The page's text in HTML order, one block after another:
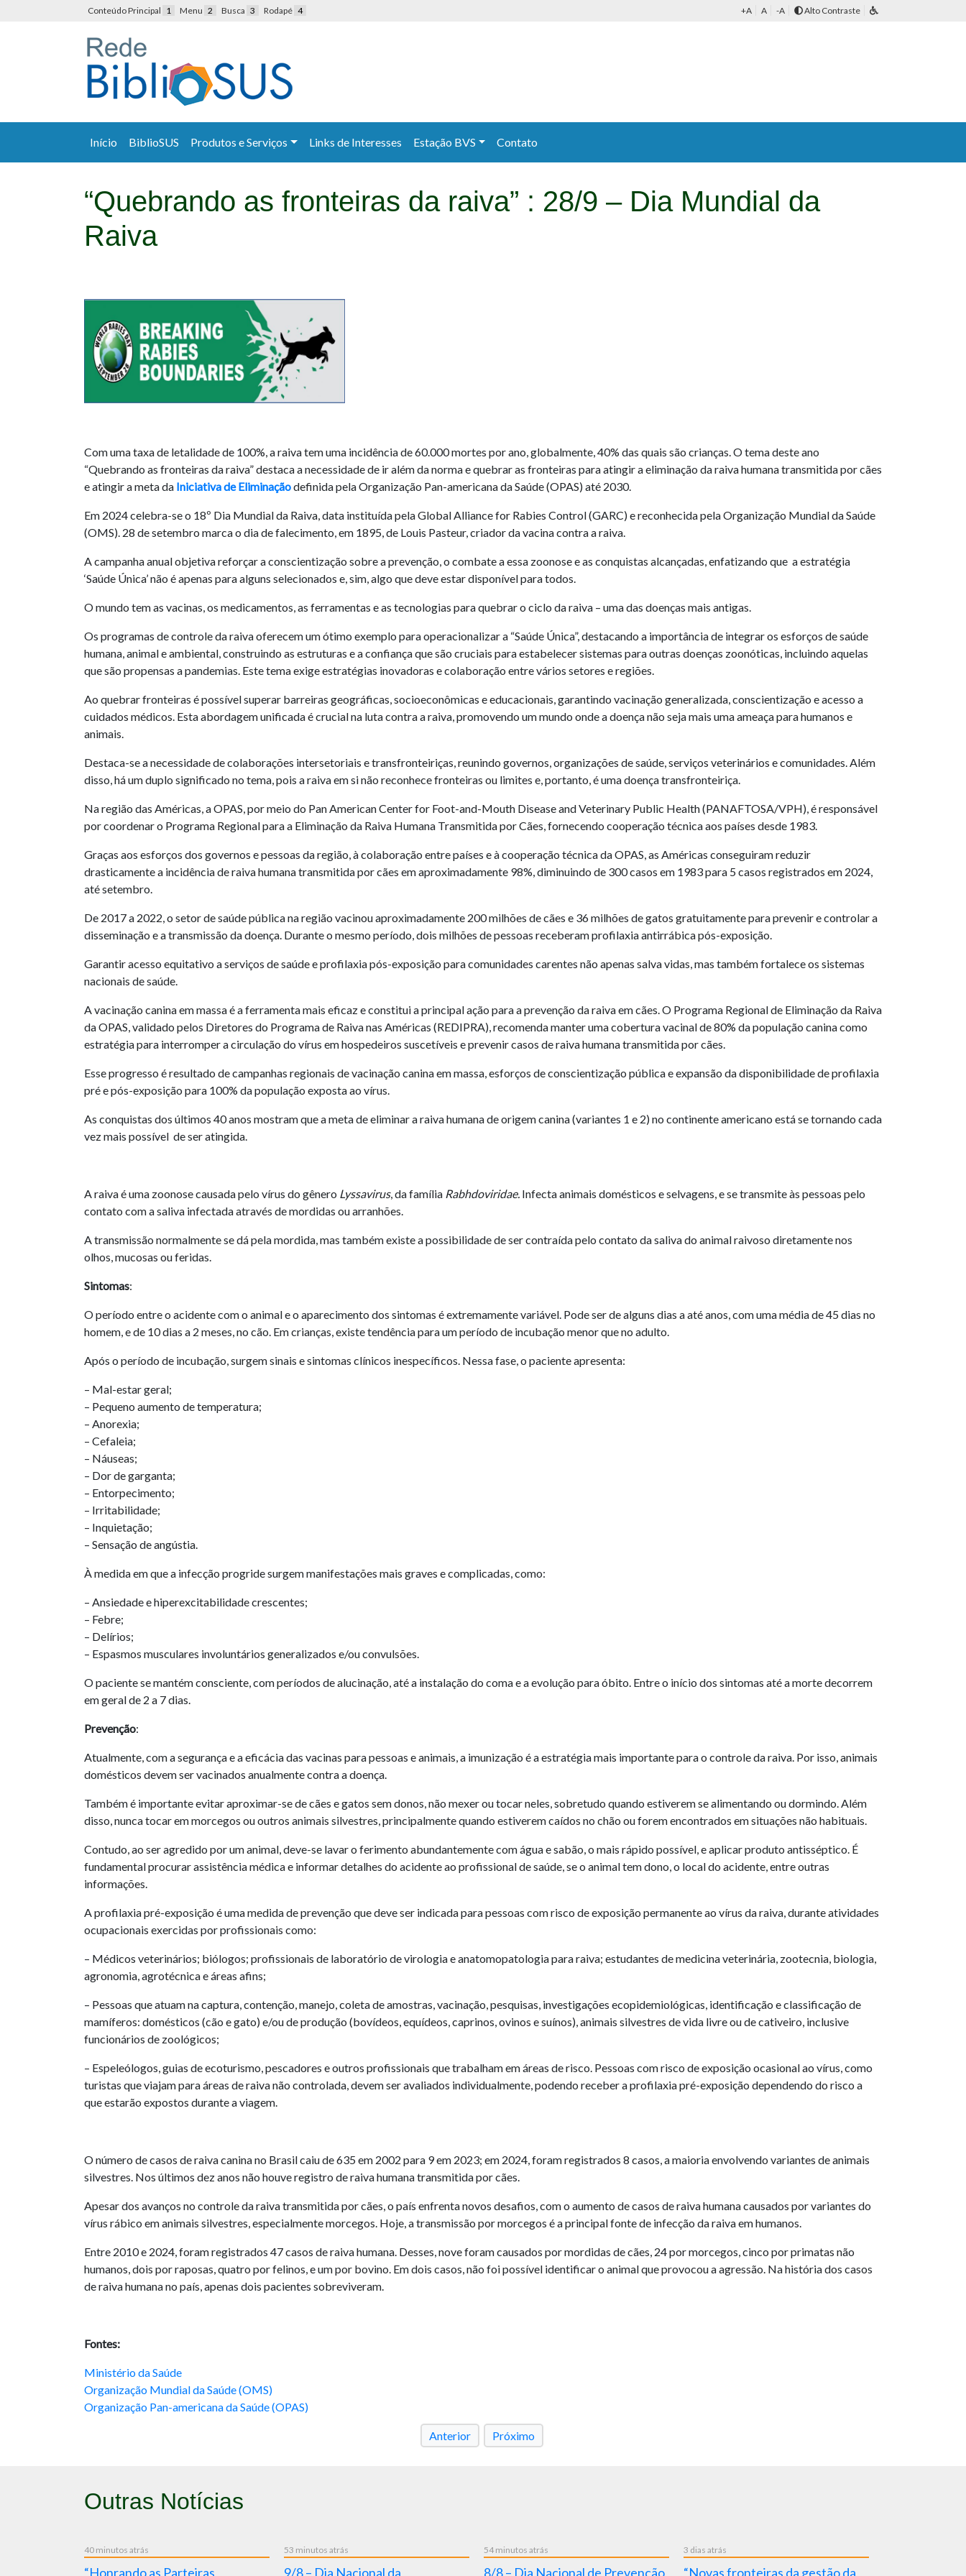
Conteúdo Principal 1 Menu 2 Busca 3 Rodapé 4 +A A -A Alto Contraste
Início BiblioSUS Produtos e Serviços Links de Interesses Estação BVS Contato
“Quebrando as fronteiras da raiva” : 28/9 – Dia Mundial da
Raiva
Com uma taxa de letalidade de 100%, a raiva tem uma incidência de 60.000 mortes por ano, globalmente, 40% das quais são crianças. O tema deste ano
“Quebrando as fronteiras da raiva” destaca a necessidade de ir além da norma e quebrar as fronteiras para atingir a eliminação da raiva humana transmitida por cães
e atingir a meta da Iniciativa de Eliminaçãodefinida pela Organização Pan-americana da Saúde (OPAS) até 2030.
Em 2024 celebra-se o 18º Dia Mundial da Raiva, data instituída pela Global Alliance for Rabies Control (GARC) e reconhecida pela Organização Mundial da Saúde
(OMS). 28 de setembro marca o dia de falecimento, em 1895, de Louis Pasteur, criador da vacina contra a raiva.
A campanha anual objetiva reforçar a conscientização sobre a prevenção, o combate a essa zoonose e as conquistas alcançadas, enfatizando que a estratégia
‘Saúde Única’ não é apenas para alguns selecionados e, sim, algo que deve estar disponível para todos.
O mundo tem as vacinas, os medicamentos, as ferramentas e as tecnologias para quebrar o ciclo da raiva – uma das doenças mais antigas.
Os programas de controle da raiva oferecem um ótimo exemplo para operacionalizar a “Saúde Única”, destacando a importância de integrar os esforços de saúde
humana, animal e ambiental, construindo as estruturas e a confiança que são cruciais para estabelecer sistemas para outras doenças zoonóticas, incluindo aquelas
que são propensas a pandemias. Este tema exige estratégias inovadoras e colaboração entre vários setores e regiões.
Ao quebrar fronteiras é possível superar barreiras geográficas, socioeconômicas e educacionais, garantindo vacinação generalizada, conscientização e acesso a
cuidados médicos. Esta abordagem unificada é crucial na luta contra a raiva, promovendo um mundo onde a doença não seja mais uma ameaça para humanos e
animais.
Destaca-se a necessidade de colaborações intersetoriais e transfronteiriças, reunindo governos, organizações de saúde, serviços veterinários e comunidades. Além
disso, há um duplo significado no tema, pois a raiva em si não reconhece fronteiras ou limites e, portanto, é uma doença transfronteiriça.
Na região das Américas, a OPAS, por meio do Pan American Center for Foot-and-Mouth Disease and Veterinary Public Health (PANAFTOSA/VPH), é responsável
por coordenar o Programa Regional para a Eliminação da Raiva Humana Transmitida por Cães, fornecendo cooperação técnica aos países desde 1983.
Graças aos esforços dos governos e pessoas da região, à colaboração entre países e à cooperação técnica da OPAS, as Américas conseguiram reduzir
drasticamente a incidência de raiva humana transmitida por cães em aproximadamente 98%, diminuindo de 300 casos em 1983 para 5 casos registrados em 2024,
até setembro.
De 2017 a 2022, o setor de saúde pública na região vacinou aproximadamente 200 milhões de cães e 36 milhões de gatos gratuitamente para prevenir e controlar a
disseminação e a transmissão da doença. Durante o mesmo período, dois milhões de pessoas receberam profilaxia antirrábica pós-exposição.
Garantir acesso equitativo a serviços de saúde e profilaxia pós-exposição para comunidades carentes não apenas salva vidas, mas também fortalece os sistemas
nacionais de saúde.
A vacinação canina em massa é a ferramenta mais eficaz e constitui a principal ação para a prevenção da raiva em cães. O Programa Regional de Eliminação da Raiva
da OPAS, validado pelos Diretores do Programa de Raiva nas Américas (REDIPRA), recomenda manter uma cobertura vacinal de 80% da população canina como
estratégia para interromper a circulação do vírus em hospedeiros suscetíveis e prevenir casos de raiva humana transmitida por cães.
Esse progresso é resultado de campanhas regionais de vacinação canina em massa, esforços de conscientização pública e expansão da disponibilidade de profilaxia
pré e pós-exposição para 100% da população exposta ao vírus.
As conquistas dos últimos 40 anos mostram que a meta de eliminar a raiva humana de origem canina (variantes 1 e 2) no continente americano está se tornando cada
vez mais possível de ser atingida.
A raiva é uma zoonose causada pelo vírus do gênero Lyssavirus, da família Rabhdoviridae. Infecta animais domésticos e selvagens, e se transmite às pessoas pelo
contato com a saliva infectada através de mordidas ou arranhões.
A transmissão normalmente se dá pela mordida, mas também existe a possibilidade de ser contraída pelo contato da saliva do animal raivoso diretamente nos
olhos, mucosas ou feridas.
Sintomas:
O período entre o acidente com o animal e o aparecimento dos sintomas é extremamente variável. Pode ser de alguns dias a até anos, com uma média de 45 dias no
homem, e de 10 dias a 2 meses, no cão. Em crianças, existe tendência para um período de incubação menor que no adulto.
Após o período de incubação, surgem sinais e sintomas clínicos inespecíficos. Nessa fase, o paciente apresenta:
– Mal-estar geral;
– Pequeno aumento de temperatura;
– Anorexia;
– Cefaleia;
– Náuseas;
– Dor de garganta;
– Entorpecimento;
– Irritabilidade;
– Inquietação;
– Sensação de angústia.
À medida em que a infecção progride surgem manifestações mais graves e complicadas, como:
– Ansiedade e hiperexcitabilidade crescentes;
– Febre;
– Delírios;
– Espasmos musculares involuntários generalizados e/ou convulsões.
O paciente se mantém consciente, com períodos de alucinação, até a instalação do coma e a evolução para óbito. Entre o início dos sintomas até a morte decorrem
em geral de 2 a 7 dias.
Prevenção:
Atualmente, com a segurança e a eficácia das vacinas para pessoas e animais, a imunização é a estratégia mais importante para o controle da raiva. Por isso, animais
domésticos devem ser vacinados anualmente contra a doença.
Também é importante evitar aproximar-se de cães e gatos sem donos, não mexer ou tocar neles, sobretudo quando estiverem se alimentando ou dormindo. Além
disso, nunca tocar em morcegos ou outros animais silvestres, principalmente quando estiverem caídos no chão ou forem encontrados em situações não habituais.
Contudo, ao ser agredido por um animal, deve-se lavar o ferimento abundantemente com água e sabão, o mais rápido possível, e aplicar produto antisséptico. É
fundamental procurar assistência médica e informar detalhes do acidente ao profissional de saúde, se o animal tem dono, o local do acidente, entre outras
informações.
A profilaxia pré-exposição é uma medida de prevenção que deve ser indicada para pessoas com risco de exposição permanente ao vírus da raiva, durante atividades
ocupacionais exercidas por profissionais como:
– Médicos veterinários; biólogos; profissionais de laboratório de virologia e anatomopatologia para raiva; estudantes de medicina veterinária, zootecnia, biologia,
agronomia, agrotécnica e áreas afins;
– Pessoas que atuam na captura, contenção, manejo, coleta de amostras, vacinação, pesquisas, investigações ecopidemiológicas, identificação e classificação de
mamíferos: domésticos (cão e gato) e/ou de produção (bovídeos, equídeos, caprinos, ovinos e suínos), animais silvestres de vida livre ou de cativeiro, inclusive
funcionários de zoológicos;
– Espeleólogos, guias de ecoturismo, pescadores e outros profissionais que trabalham em áreas de risco. Pessoas com risco de exposição ocasional ao vírus, como
turistas que viajam para áreas de raiva não controlada, devem ser avaliados individualmente, podendo receber a profilaxia pré-exposição dependendo do risco a
que estarão expostos durante a viagem.
O número de casos de raiva canina no Brasil caiu de 635 em 2002 para 9 em 2023; em 2024, foram registrados 8 casos, a maioria envolvendo variantes de animais
silvestres. Nos últimos dez anos não houve registro de raiva humana transmitida por cães.
Apesar dos avanços no controle da raiva transmitida por cães, o país enfrenta novos desafios, com o aumento de casos de raiva humana causados por variantes do
vírus rábico em animais silvestres, especialmente morcegos. Hoje, a transmissão por morcegos é a principal fonte de infecção da raiva em humanos.
Entre 2010 e 2024, foram registrados 47 casos de raiva humana. Desses, nove foram causados por mordidas de cães, 24 por morcegos, cinco por primatas não
humanos, dois por raposas, quatro por felinos, e um por bovino. Em dois casos, não foi possível identificar o animal que provocou a agressão. Na história dos casos
de raiva humana no país, apenas dois pacientes sobreviveram.
Fontes:
Ministério da Saúde
Organização Mundial da Saúde (OMS)
Organização Pan-americana da Saúde (OPAS)
Anterior Próximo
Outras Notícias
3 dias atrás
5/8 – Dia Nacional da Vigilância
3 dias atrás
5/8 – Dia Nacional da Saúde 2026
3 dias atrás
Projeto Pode Falar chega ao
4 dias atrás
Nova Dica em Saúde publicada